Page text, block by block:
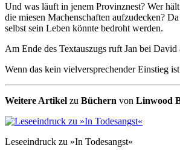
Und was läuft in jenem Provinznest? Wer
die miesen Machenschaften aufzudecken?
selbst sein Leben könnte bedroht werden.
Am Ende des Textauszugs ruft Jan bei
Wenn das kein vielversprechender Einstieg
Weitere Artikel zu Büchern von Linwood
Leseeindruck zu »In Todesangst«